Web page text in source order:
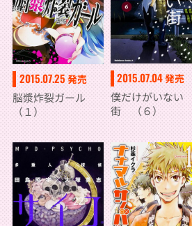
2015.07.25 発売
脳漿炸裂ガール
（１）
2015.07.04発売
僕だけがいない
街 （６）